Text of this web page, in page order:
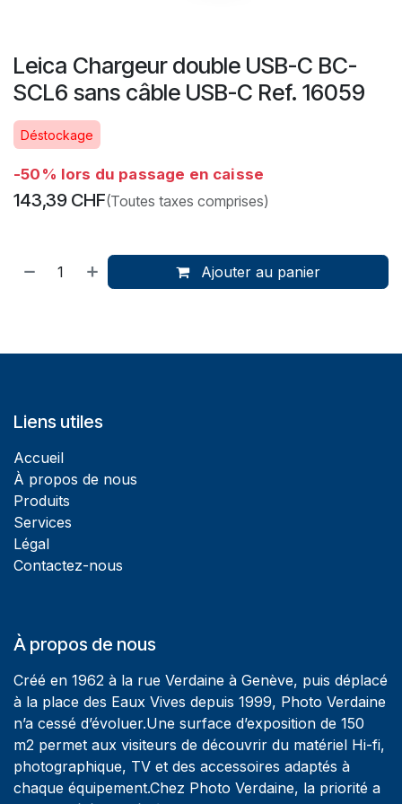
Leica Chargeur double USB-C BC-
SCL6 sans câble USB-C Ref. 16059
Déstockage
-50% lors du passage en caisse
143,39 CHF(Toutes taxes comprises)
Ajouter au panier
Liens utiles
Accueil
À propos de nous
Produits
Services
Légal
Contactez-nous
À propos de nous
Créé en 1962 à la rue Verdaine à Genève, puis déplacé
à la place des Eaux Vives depuis 1999, Photo Verdaine
n’a cessé d’évoluer.Une surface d’exposition de 150
m2 permet aux visiteurs de découvrir du matériel Hi-fi,
photographique, TV et des accessoires adaptés à
chaque équipement.Chez Photo Verdaine, la priorité a